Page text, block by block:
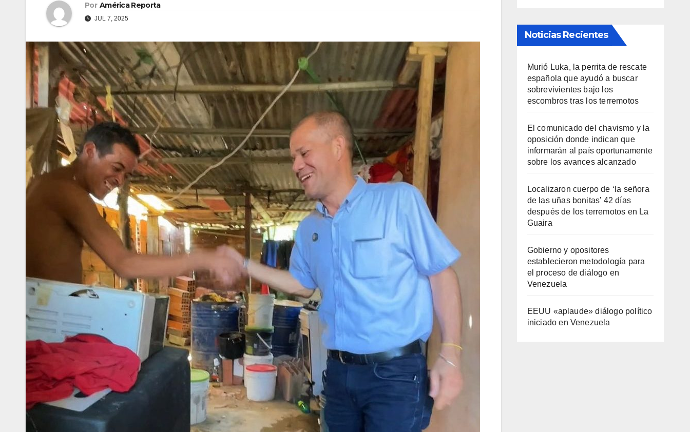
Por América Reporta
JUL 7, 2025
Noticias Recientes
Murió Luka, la perrita de rescate
española que ayudó a buscar
sobrevivientes bajo los
escombros tras los terremotos
El comunicado del chavismo y la
oposición donde indican que
informarán al país oportunamente
sobre los avances alcanzado
Localizaron cuerpo de ‘la señora
de las uñas bonitas’ 42 días
después de los terremotos en La
Guaira
Gobierno y opositores
establecieron metodología para
el proceso de diálogo en
Venezuela
EEUU «aplaude» diálogo político
iniciado en Venezuela